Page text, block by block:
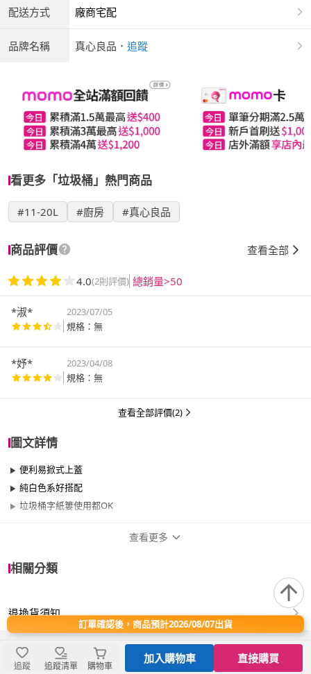
配送方式 廠商宅配
品牌名稱 真心良品 ． 追蹤
看更多「垃圾桶」熱門商品
#11-20L #廚房 #真心良品
商品評價 查看全部
4.0(2則評價) 總銷量>50
*淑*
2023/07/05
規格：無
*妤*
2023/04/08
規格：無
查看全部評價(2)
圖文詳情
便利易掀式上蓋
純白色系好搭配
垃圾桶字紙簍使用都OK
類型 有蓋
容量 11-20L
查看更多
相關分類
退換貨須知
訂單確認後，商品預計2026/08/07出貨
追蹤 追蹤清單 購物車
加入購物車 直接購買